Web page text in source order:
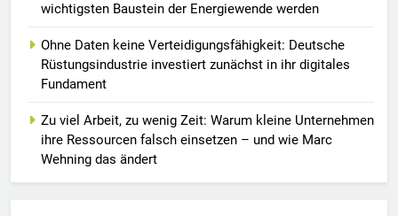
wichtigsten Baustein der Energiewende werden
Ohne Daten keine Verteidigungsfähigkeit: Deutsche
Rüstungsindustrie investiert zunächst in ihr digitales
Fundament
Zu viel Arbeit, zu wenig Zeit: Warum kleine Unternehmen
ihre Ressourcen falsch einsetzen – und wie Marc
Wehning das ändert